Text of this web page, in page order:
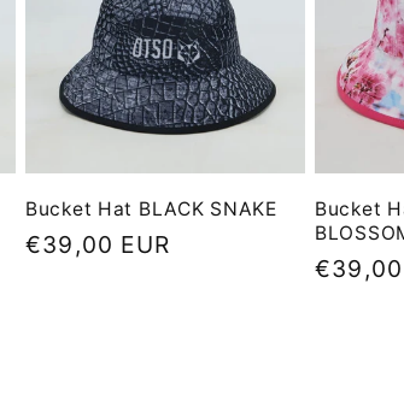
Bucket Hat BLACK SNAKE
Precio
€39,00 EUR
Bucket
Precio
€39,00